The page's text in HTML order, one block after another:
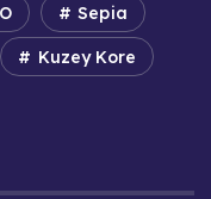
Sepia
Kuzey Kore